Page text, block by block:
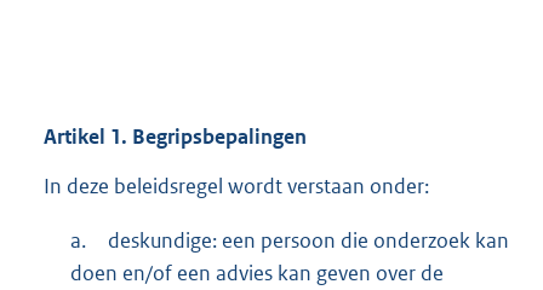
Artikel 1. Begripsbepalingen
In deze beleidsregel wordt verstaan onder:
a.
deskundige: een persoon die onderzoek kan
doen en/of een advies kan geven over de